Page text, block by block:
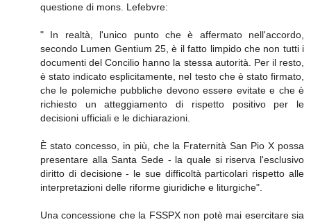
questione di mons. Lefebvre:
" In realtà, l'unico punto che è affermato nell'accordo,
secondo Lumen Gentium 25, è il fatto limpido che non tutti i
documenti del Concilio hanno la stessa autorità. Per il resto,
è stato indicato esplicitamente, nel testo che è stato firmato,
che le polemiche pubbliche devono essere evitate e che è
richiesto un atteggiamento di rispetto positivo per le
decisioni ufficiali e le dichiarazioni.
È stato concesso, in più, che la Fraternità San Pio X possa
presentare alla Santa Sede - la quale si riserva l'esclusivo
diritto di decisione - le sue difficoltà particolari rispetto alle
interpretazioni delle riforme giuridiche e liturgiche".
Una concessione che la FSSPX non potè mai esercitare sia